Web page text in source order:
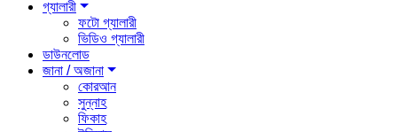
গ্যালারী
ফটো গ্যালারী
ভিডিও গ্যালারী
ডাউনলোড
জানা / অজানা
কোরআন
সুন্নাহ
ফিকাহ